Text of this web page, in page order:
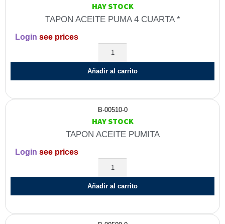
HAY STOCK
TAPON ACEITE PUMA 4 CUARTA *
Login see prices
Añadir al carrito
B-00510-0
HAY STOCK
TAPON ACEITE PUMITA
Login see prices
Añadir al carrito